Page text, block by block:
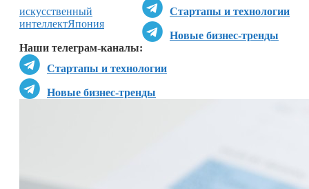
Стартапы и технологии
Новые бизнес-тренды
Наши телеграм-каналы:
Стартапы и технологии
Новые бизнес-тренды
искусственный
интеллектЯпония